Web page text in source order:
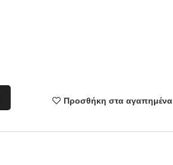
Προσθήκη στα αγαπημένα